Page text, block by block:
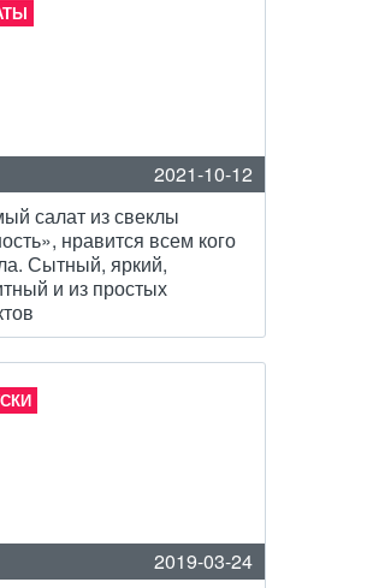
2021-10-12
салат из свеклы
нравится всем кого
Сытный, яркий,
и из простых
2019-03-24